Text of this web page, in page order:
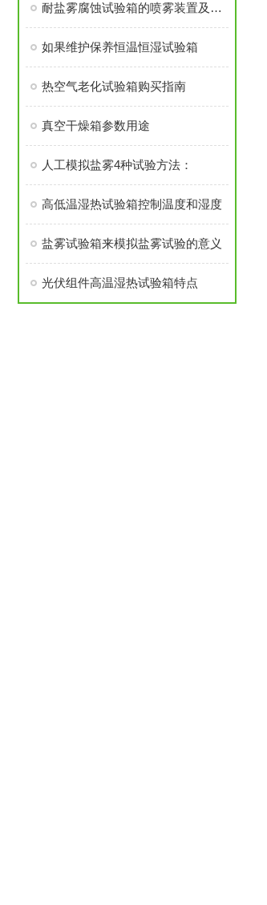
耐盐雾腐蚀试验箱的喷雾装置及调节方法
如果维护保养恒温恒湿试验箱
热空气老化试验箱购买指南
真空干燥箱参数用途
人工模拟盐雾4种试验方法：
高低温湿热试验箱控制温度和湿度
盐雾试验箱来模拟盐雾试验的意义
光伏组件高温湿热试验箱特点